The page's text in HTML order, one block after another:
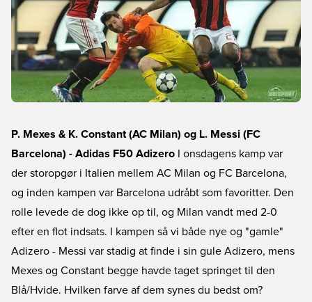
P. Mexes & K. Constant (AC Milan) og L. Messi (FC
Barcelona) - Adidas F50 Adizero I onsdagens kamp var
der storopgør i Italien mellem AC Milan og FC Barcelona,
og inden kampen var Barcelona udråbt som favoritter. Den
rolle levede de dog ikke op til, og Milan vandt med 2-0
efter en flot indsats. I kampen så vi både nye og "gamle"
Adizero - Messi var stadig at finde i sin gule Adizero, mens
Mexes og Constant begge havde taget springet til den
Blå/Hvide. Hvilken farve af dem synes du bedst om?